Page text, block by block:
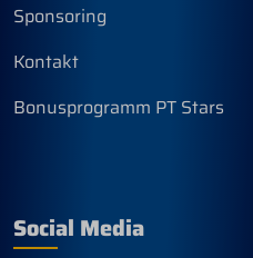
Sponsoring
Kontakt
Bonusprogramm PT Stars
Social Media